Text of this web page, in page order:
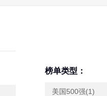
榜单类型：
美国500强(1)